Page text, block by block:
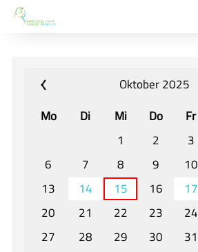
Neu hier?
Für Eltern und Schüler
Veranstaltungen und Termine
Unser Unterricht - Fachcurricula
Unsere Konzepte
Downloads
Oktober 2025
Mo
Di Mi Do Fr
1
2 3
6
7 8 9 10
13
14 15 16 17
20
21 22 23 24
27
28 29 30
31